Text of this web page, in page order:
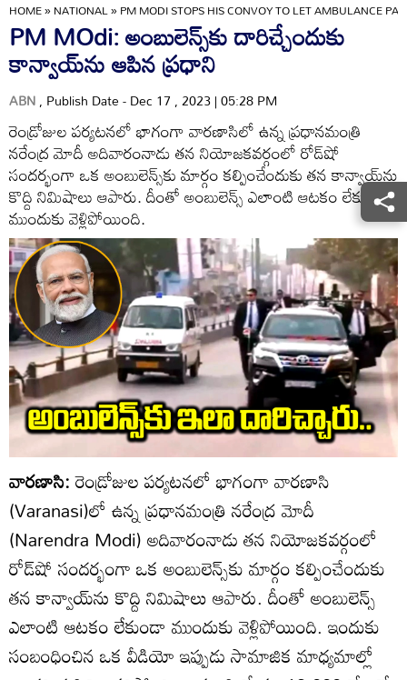
HOME»NATIONAL»PM MODI STOPS HIS CONVOY TO LET AMBULANCE
PM MOdi: అంబులెన్స్‌కు దారిచ్చేందుకు
కాన్వాయ్‌ను ఆపిన ప్రధాని
ABN, Publish Date - Dec 17 , 2023 | 05:28 PM
రెండ్రోజుల పర్యటనలో భాగంగా వారణాసిలో ఉన్న ప్రధానమంత్రి
నరేంద్ర మోదీ అదివారంనాడు తన నియోజకవర్గంలో రోడ్‌షో
సందర్భంగా ఒక అంబులెన్స్‌కు మార్గం కల్పించేందుకు తన కాన్వాయ్‌ను
కొద్ది నిమిషాలు ఆపారు. దీంతో అంబులెన్స్ ఎలాంటి ఆటకం లేకుండా
ముందుకు వెళ్లిపోయింది.
వారణాసి:రెండ్రోజుల పర్యటనలో భాగంగా వారణాసి
(Varanasi)లో ఉన్న ప్రధానమంత్రి నరేంద్ర మోదీ
(Narendra Modi) అదివారంనాడు తన నియోజకవర్గంలో
రోడ్‌షో సందర్భంగా ఒక అంబులెన్స్‌కు మార్గం కల్పించేందుకు
తన కాన్వాయ్‌ను కొద్ది నిమిషాలు ఆపారు. దీంతో అంబులెన్స్
ఎలాంటి ఆటకం లేకుండా ముందుకు వెళ్లిపోయింది. ఇందుకు
సంబంధించిన ఒక వీడియో ఇప్పుడు సామాజిక మాధ్యమాల్లో